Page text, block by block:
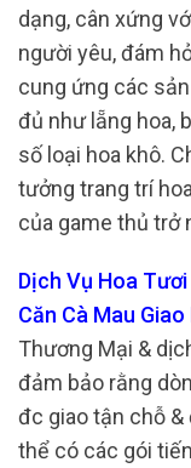
dạng, cân xứng
người yêu, đám
cung ứng các
đủ như lẵng hoa,
số loại hoa khô.
tưởng trang trí
của game thủ trở
Dịch Vụ Hoa
Căn Cà Mau
Thương Mại &
đảm bảo rằng
đc giao tận chỗ
thể có các gói